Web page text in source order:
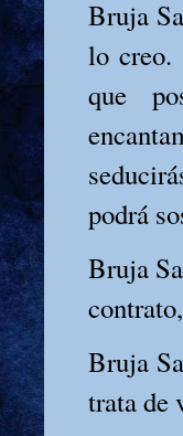
Bruja
lo creo.
que
podrá
Bruja
Bruja
trata de